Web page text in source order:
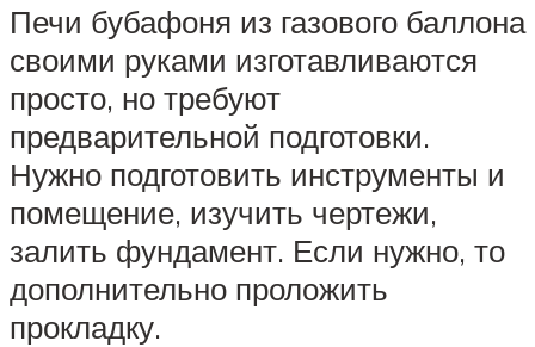
Печи бубафоня из газового баллона
своими руками изготавливаются
просто, но требуют
предварительной подготовки.
Нужно подготовить инструменты и
помещение, изучить чертежи,
залить фундамент. Если нужно, то
дополнительно проложить
прокладку.